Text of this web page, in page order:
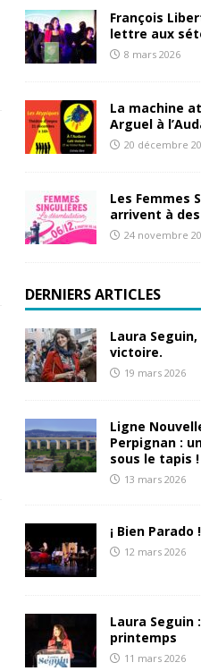
François
lettre aux
8 mars 2026
La machine
Arguel à
20 décembre
Les Femmes
arrivent à
24 novembre
DERNIERS ARTICLES
Laura
victoire.
19 mars 2026
Ligne
Perpignan :
sous le tapis !
13 mars 2026
¡ Bien Parado !
12 mars 2026
Laura Seguin
printemps
11 mars 2026